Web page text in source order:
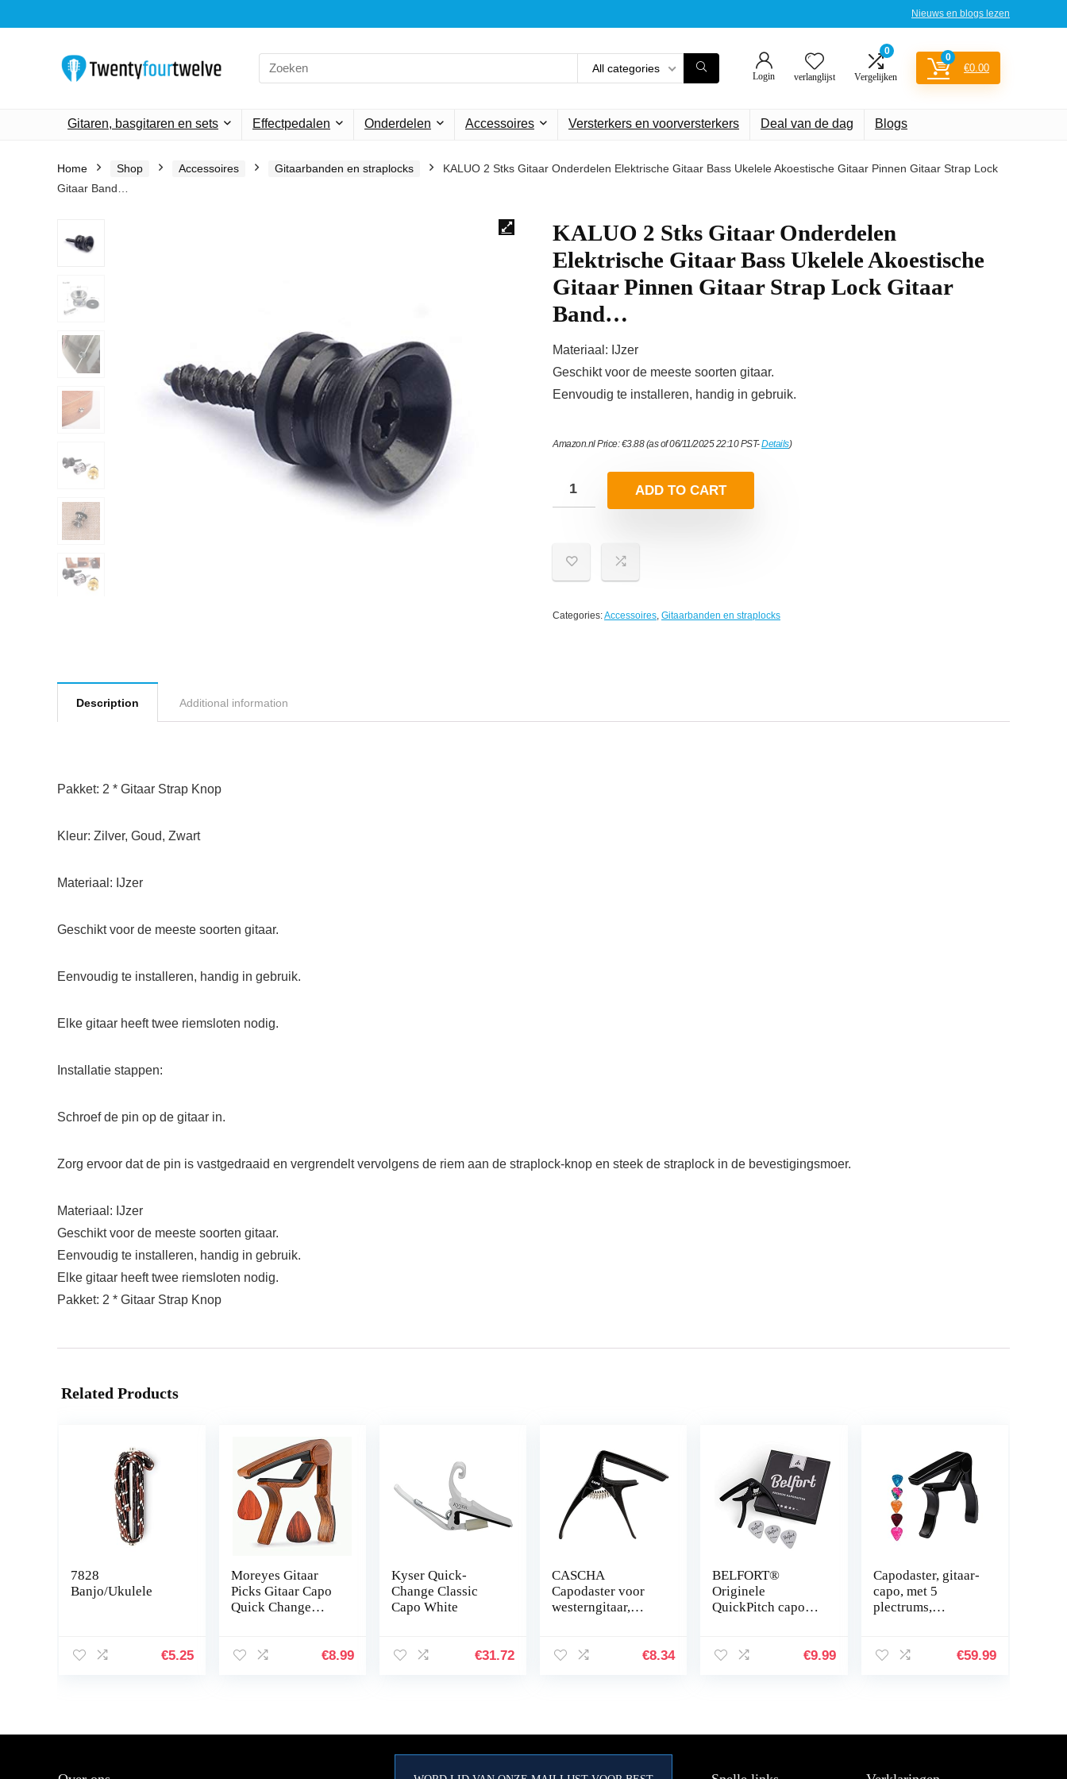
Nieuws en blogs lezen
Search
for:
All categories
Login verlanglijst
0
Vergelijken
0
€0.00
Gitaren, basgitaren en sets Effectpedalen Onderdelen Accessoires Versterkers en voorversterkers Deal van de dag Blogs
Home Shop Accessoires Gitaarbanden en straplocks
KALUO 2 Stks Gitaar Onderdelen Elektrische Gitaar Bass Ukelele Akoestische Gitaar Pinnen Gitaar Strap Lock
Gitaar Band…
KALUO 2 Stks Gitaar Onderdelen
Elektrische Gitaar Bass Ukelele Akoestische
Gitaar Pinnen Gitaar Strap Lock Gitaar
Band…
Materiaal: IJzer
Geschikt voor de meeste soorten gitaar.
Eenvoudig te installeren, handig in gebruik.
Amazon.nl Price:€3.88(as of 06/11/2025 22:10 PST-Details)
ADD TO CART
Categories:Accessoires Gitaarbanden en straplocks
Description Additional information
Pakket: 2 * Gitaar Strap Knop
Kleur: Zilver, Goud, Zwart
Materiaal: IJzer
Geschikt voor de meeste soorten gitaar.
Eenvoudig te installeren, handig in gebruik.
Elke gitaar heeft twee riemsloten nodig.
Installatie stappen:
Schroef de pin op de gitaar in.
Zorg ervoor dat de pin is vastgedraaid en vergrendelt vervolgens de riem aan de straplock-knop en steek de straplock in de bevestigingsmoer.
Materiaal: IJzer
Geschikt voor de meeste soorten gitaar.
Eenvoudig te installeren, handig in gebruik.
Elke gitaar heeft twee riemsloten nodig.
Pakket: 2 * Gitaar Strap Knop
Related Products
7828
Banjo/Ukulele
€5.25
Moreyes Gitaar
Picks Gitaar Capo
Quick Change
Trigger Capo Met
€8.99
Kyser Quick-
Change Classic
Capo White
€31.72
CASCHA
Capodaster voor
westerngitaar,
gitaar capodaster,
€8.34
BELFORT®
Originele
QuickPitch capo
e-book ☆
akoestische gitaar,
€9.99
Capodaster, gitaar-
capo, met 5
plectrums,
elektrische gitaar,
€59.99